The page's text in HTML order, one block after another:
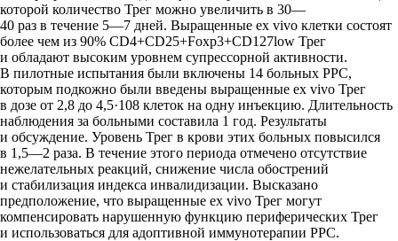
которой количество Трег можно увеличить в 30—
40 раз в течение 5—7 дней. Выращенные ex vivo клетки состоят
более чем из 90% CD4+CD25+Foxp3+CD127low Трег
и обладают высоким уровнем супрессорной активности.
В пилотные испытания были включены 14 больных РРС,
которым подкожно были введены выращенные ex vivo Трег
в дозе от 2,8 до 4,5·108 клеток на одну инъекцию. Длительность
наблюдения за больными составила 1 год. Результаты
и обсуждение. Уровень Трег в крови этих больных повысился
в 1,5—2 раза. В течение этого периода отмечено отсутствие
нежелательных реакций, снижение числа обострений
и стабилизация индекса инвалидизации. Высказано
предположение, что выращенные ex vivo Трег могут
компенсировать нарушенную функцию периферических Трег
и использоваться для адоптивной иммунотерапии РРС.